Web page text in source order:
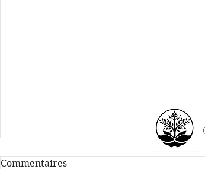
Commentaires